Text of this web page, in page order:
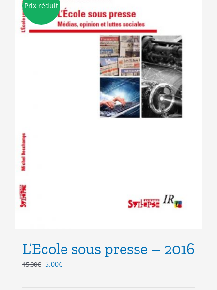
Prix réduit
L’Ecole sous presse – 2016
15.00€ Le
5.00€Le